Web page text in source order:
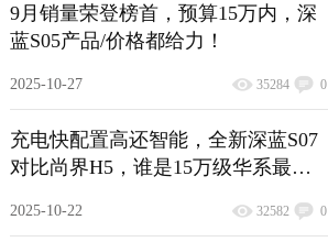
9月销量荣登榜首，预算15万内，深
蓝S05产品/价格都给力！
2025-10-27 35284 0
充电快配置高还智能，全新深蓝S07
对比尚界H5，谁是15万级华系最优
2025-10-22 32582 0